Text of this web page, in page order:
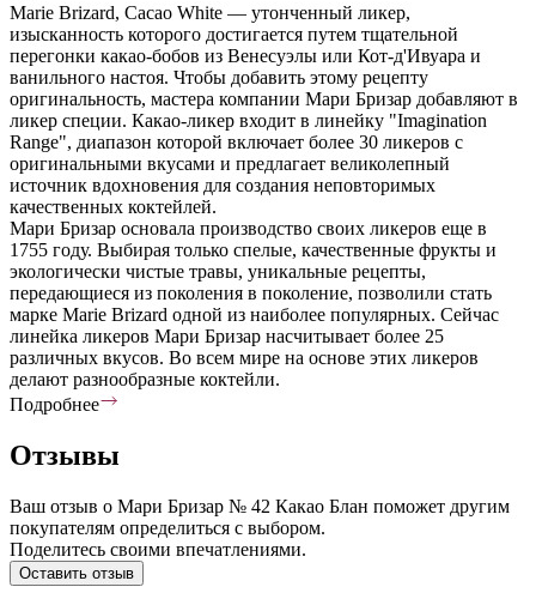
Marie Brizard, Cacao White — утонченный ликер,
изысканность которого достигается путем тщательной
перегонки какао-бобов из Венесуэлы или Кот-д'Ивуара и
ванильного настоя. Чтобы добавить этому рецепту
оригинальность, мастера компании Мари Бризар добавляют в
ликер специи. Какао-ликер входит в линейку "Imagination
Range", диапазон которой включает более 30 ликеров с
оригинальными вкусами и предлагает великолепный
источник вдохновения для создания неповторимых
качественных коктейлей.
Мари Бризар основала производство своих ликеров еще в
1755 году. Выбирая только спелые, качественные фрукты и
экологически чистые травы, уникальные рецепты,
передающиеся из поколения в поколение, позволили стать
марке Marie Brizard одной из наиболее популярных. Сейчас
линейка ликеров Мари Бризар насчитывает более 25
различных вкусов. Во всем мире на основе этих ликеров
делают разнообразные коктейли.
Подробнее
Отзывы
Ваш отзыв о Мари Бризар № 42 Какао Блан поможет другим
покупателям определиться с выбором.
Поделитесь своими впечатлениями.
Оставить отзыв